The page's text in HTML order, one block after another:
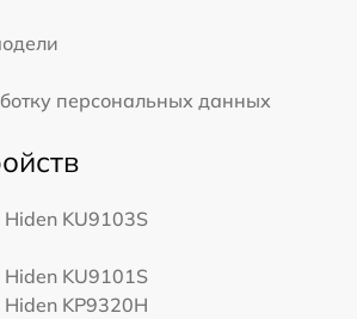
персональных данных
Hiden KU9103S
Hiden KU9101S
Hiden KP9320H